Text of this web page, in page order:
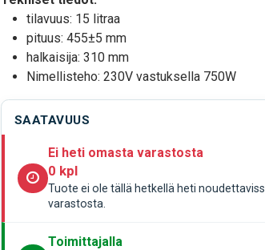
tilavuus: 15 litraa
pituus: 455±5 mm
halkaisija: 310 mm
Nimellisteho: 230V vastuksella 750W
SAATAVUUS
Ei heti omasta varastosta
0 kpl
Tuote ei ole tällä hetkellä heti
varastosta.
Toimittajalla